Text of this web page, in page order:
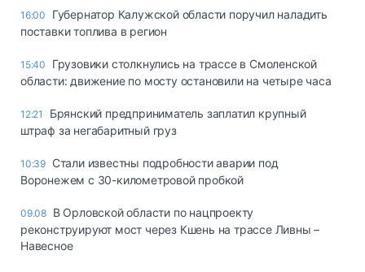
16:00
Губернатор Калужской области поручил наладить
поставки топлива в регион
15:40
Грузовики столкнулись на трассе в Смоленской
области: движение по мосту остановили на четыре часа
12:21
Брянский предприниматель заплатил крупный
штраф за негабаритный груз
10:39 Стали известны подробности аварии под
Воронежем с 30-километровой пробкой
09.08 В Орловской области по нацпроекту
реконструируют мост через Кшень на трассе Ливны –
Навесное